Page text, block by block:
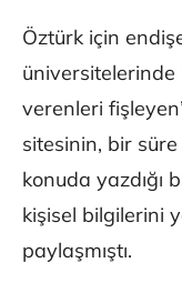
Öztürk için
üniversitelerinde
verenleri
sitesinin, bir süre
konuda yazdığı
kişisel bilgilerini
paylaşmıştı.